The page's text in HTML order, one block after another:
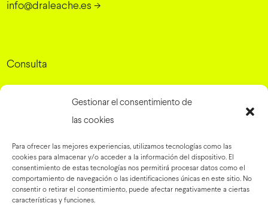
Gestionar el consentimiento de
las cookies
Para ofrecer las mejores experiencias, utilizamos tecnologías como las
cookies para almacenar y/o acceder a la información del dispositivo. El
consentimiento de estas tecnologías nos permitirá procesar datos como el
comportamiento de navegación o las identificaciones únicas en este sitio. No
consentir o retirar el consentimiento, puede afectar negativamente a ciertas
características y funciones.
info@draleache.es ->
Consulta
Grupo Rinaldi, 10, 31007 Pamplona, Navarra
Preguntas frecuentes->
Blog->
Tienda online->